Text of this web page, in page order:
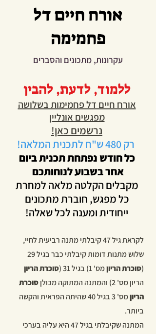
אורח חיים דל
פחמימה
עקרונות, מתכונים והסברים
ללמוד, לדעת, להבין
אורח חיים דל פחמימות בשלושה
מפגשים אונליין
נרשמים כאן!
רק 480 ש"ח
לתכנית המלאה!
כל חודש נפתחת תכנית ביום
אחר בשבוע לנוחותכם
מקבלים הקלטה מלאה למחרת
כל מפגש, חוברת מתכונים
ייחודית ומענה לכל שאלה!
לקראת גיל 47 קיבלתי מתנה רביעית לחיי,
שלוש מתנות דומות קיבלתי כבר בגיל 29
(סוכרת הריוןמס' 1) בגיל 31 (
סוכרת הריון
הריון מס' 2) והמתנה המתוקה מכולן
סוכרת
הריון
מס' 3 בגיל 40 שהיתה הפראית והקשה
ביותר.
המתנה שקיבלתי בגיל 47 היא עליה בערכי